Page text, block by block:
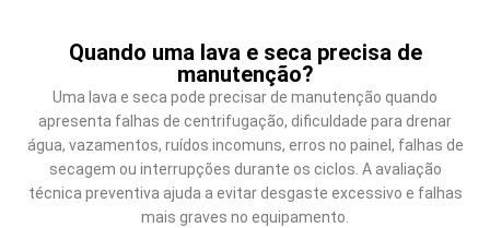
Quando uma lava e seca precisa de
manutenção?
Uma lava e seca pode precisar de manutenção quando
apresenta falhas de centrifugação, dificuldade para drenar
água, vazamentos, ruídos incomuns, erros no painel, falhas de
secagem ou interrupções durante os ciclos. A avaliação
técnica preventiva ajuda a evitar desgaste excessivo e falhas
mais graves no equipamento.